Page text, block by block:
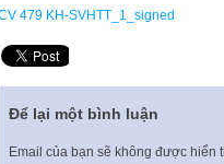
479 KH-SVHTT_1_signed
Để lại một bình luận
Email của bạn sẽ không được hiển